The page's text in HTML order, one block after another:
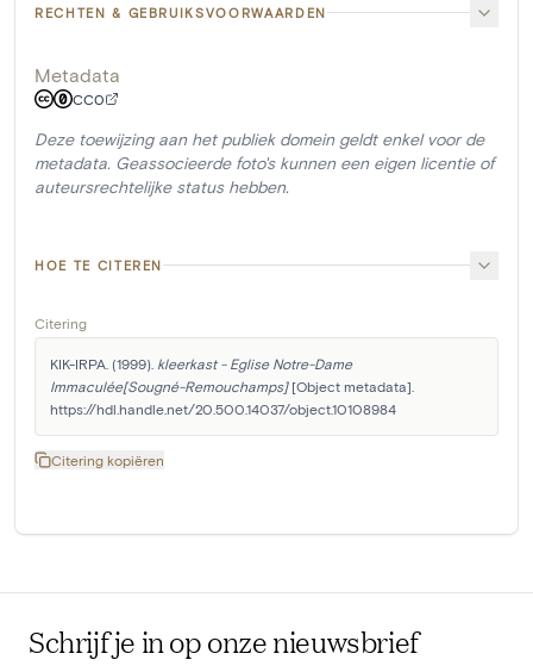
RECHTEN & GEBRUIKSVOORWAARDEN
Metadata
CC0
Deze toewijzing aan het publiek domein geldt enkel voor de
metadata. Geassocieerde foto's kunnen een eigen licentie of
auteursrechtelijke status hebben.
HOE TE CITEREN
Citering
KIK-IRPA. (1999). kleerkast - Eglise Notre-Dame
Immaculée[Sougné-Remouchamps] [Object metadata].
https://hdl.handle.net/20.500.14037/object.10108984
Citering kopiëren
Schrijf je in op onze nieuwsbrief